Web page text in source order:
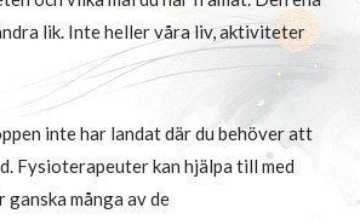
lik. Inte heller våra liv, aktiviteter
inte har landat där du behöver att
Fysioterapeuter kan hjälpa till med
många av de